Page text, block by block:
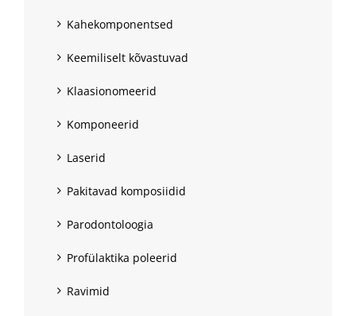
Kahekomponentsed
Keemiliselt kõvastuvad
Klaasionomeerid
Komponeerid
Laserid
Pakitavad komposiidid
Parodontoloogia
Profülaktika poleerid
Ravimid